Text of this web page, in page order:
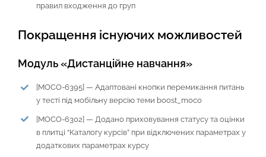
правил входження до груп
Покращення існуючих можливостей
Модуль «Дистанційне навчання»
[MOCO-6395] — Адаптовані кнопки перемикання питань
у тесті під мобільну версію теми boost_moco
[MOCO-6302] — Додано приховування статусу та оцінки
в плитці “Каталогу курсів” при відключених параметрах у
додаткових параметрах курсу